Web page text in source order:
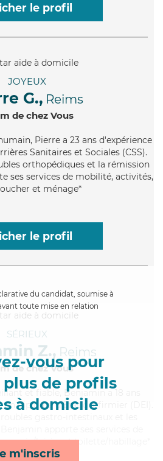
le profil
JOYEUX
G., Reims
de chez Vous
Pierre a 23 ans d'expérience
Sanitaires et Sociales (CSS).
orthopédiques et la rémission
ses services de mobilité, activités,
et ménage*
le profil
du candidat, soumise à
toute mise en relation
vous pour
de profils
à domicile
m'inscris
SÉRIEUX
Z., Reims
de chez Vous
et fiable, Benjamin a 18 ans
un diplôme d'Etat d'infirmier (DEI).
loisirs et toilette/habillage*